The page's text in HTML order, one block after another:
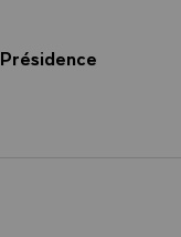
Présidence